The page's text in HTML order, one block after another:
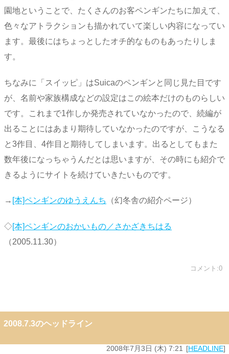
園地ということで、たくさんのお客ペンギンたちに加えて、
色々なアトラクションも描かれていて楽しい内容になってい
ます。最後にはちょっとしたオチ的なものもあったりしま
す。
ちなみに「スイッピ」はSuicaのペンギンと同じ見た目です
が、名前や家族構成などの設定はこの絵本だけのものらしい
です。これまで1作しか発売されていなかったので、続編が
出ることにはあまり期待していなかったのですが、こうなる
と3作目、4作目と期待してしまいます。出るとしてもまた
数年後になっちゃうんだとは思いますが、その時にも紹介で
きるようにサイトを続けていきたいものです。
→ [本]ペンギンのゆうえんち （幻冬舎の紹介ページ）
◇[本]ペンギンのおかいもの／さかざきちはる
（2005.11.30）
コメント:0
2008.7.3のヘッドライン
2008年7月3日 (木) 7:21 HEADLINE